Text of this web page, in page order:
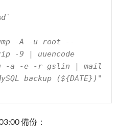
-A -u root --
-9 | uuencode
-a -e -r gslin | mail
備份：